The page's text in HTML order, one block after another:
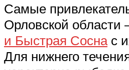
Самые
Орловской области
и Быстрая Соснас
Для нижнего